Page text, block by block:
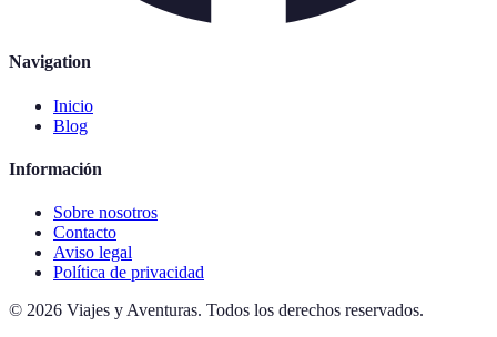
Navigation
Inicio
Blog
Información
Sobre nosotros
Contacto
Aviso legal
Política de privacidad
© 2026 Viajes y Aventuras. Todos los derechos reservados.